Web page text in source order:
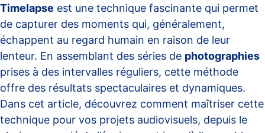
Timelapse est une technique fascinante qui permet
de capturer des moments qui, généralement,
échappent au regard humain en raison de leur
lenteur. En assemblant des séries de photographies
prises à des intervalles réguliers, cette méthode
offre des résultats spectaculaires et dynamiques.
Dans cet article, découvrez comment maîtriser cette
technique pour vos projets audiovisuels, depuis le